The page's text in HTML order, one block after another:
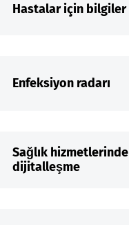
Hastalar için bilgiler
Enfeksiyon radarı
Sağlık hizmetlerinde
dijitalleşme